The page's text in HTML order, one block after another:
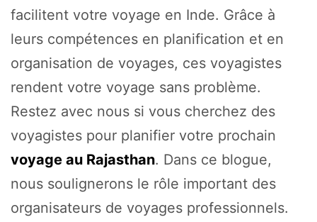
facilitent votre voyage en Inde. Grâce à
leurs compétences en planification et en
organisation de voyages, ces voyagistes
rendent votre voyage sans problème.
Restez avec nous si vous cherchez des
voyagistes pour planifier votre prochain
voyage au Rajasthan. Dans ce blogue,
nous soulignerons le rôle important des
organisateurs de voyages professionnels.